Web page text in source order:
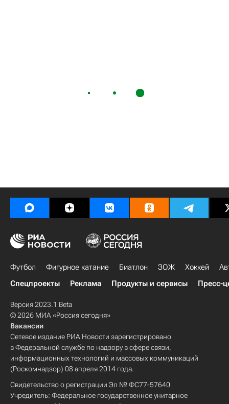
Футбол Фигурное катание Биатлон ЗОЖ Хоккей
Спецпроекты
Реклама Продукты и сервисы Пресс-
Версия 2023.1 Beta
© 2026 МИА «Россия сегодня»
Вакансии
Сетевое издание РИА Новости зарегистрировано
в Федеральной службе по надзору в сфере связи,
информационных технологий и массовых коммуникаций
(Роскомнадзор) 08 апреля 2014 года.
Свидетельство о регистрации Эл № ФС77-57640
Учредитель: Федеральное государственное унитарное